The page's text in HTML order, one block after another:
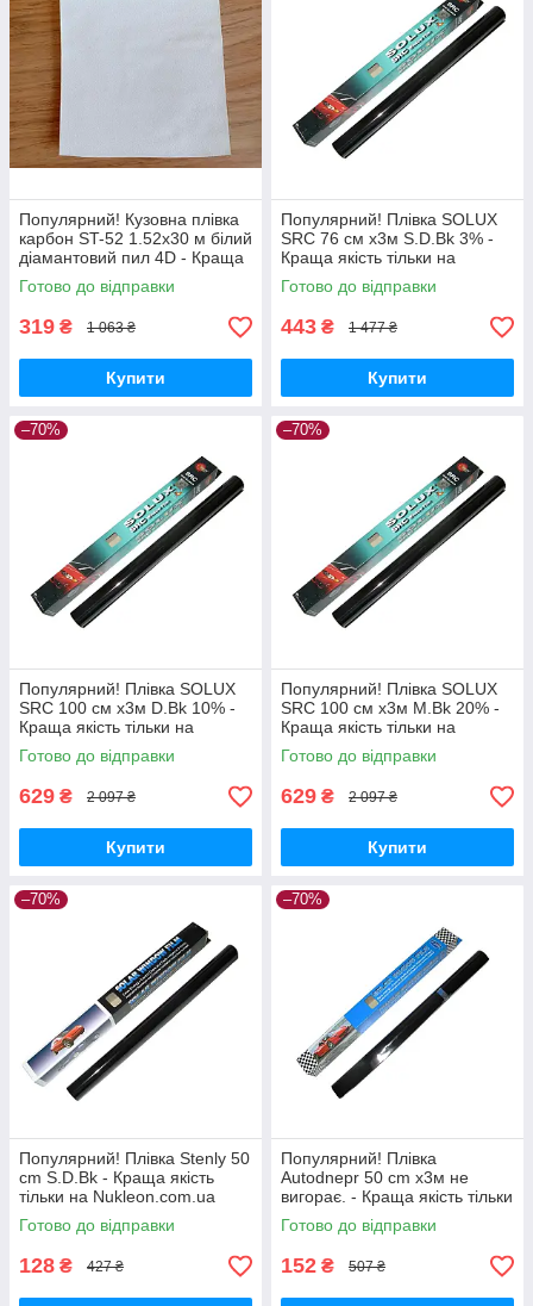
Популярний! Кузовна плівка
карбон ST-52 1.52х30 м білий
діамантовий пил 4D - Краща
якість тільки на
Nukleon.com.ua
Готово до відправки
319 ₴ 1 063 ₴
Купити
Популярний! Плівка SOLUX
SRC 76 см х3м S.D.Bk 3% -
Краща якість тільки на
Nukleon.com.ua
Готово до відправки
443 ₴ 1 477 ₴
Купити
–70%
Популярний! Плівка SOLUX
SRC 100 см х3м D.Bk 10% -
Краща якість тільки на
Nukleon.com.ua
Готово до відправки
629 ₴ 2 097 ₴
Купити
–70%
Популярний! Плівка SOLUX
SRC 100 см х3м M.Bk 20% -
Краща якість тільки на
Nukleon.com.ua
Готово до відправки
629 ₴ 2 097 ₴
Купити
–70%
Популярний! Плівка Stenly 50
cm S.D.Bk - Краща якість
тільки на Nukleon.com.ua
Готово до відправки
128 ₴ 427 ₴
–70%
Популярний! Плівка
Autodnepr 50 cm х3м не
вигорає. - Краща якість тільки
на Nukleon.com.ua
Готово до відправки
152 ₴ 507 ₴